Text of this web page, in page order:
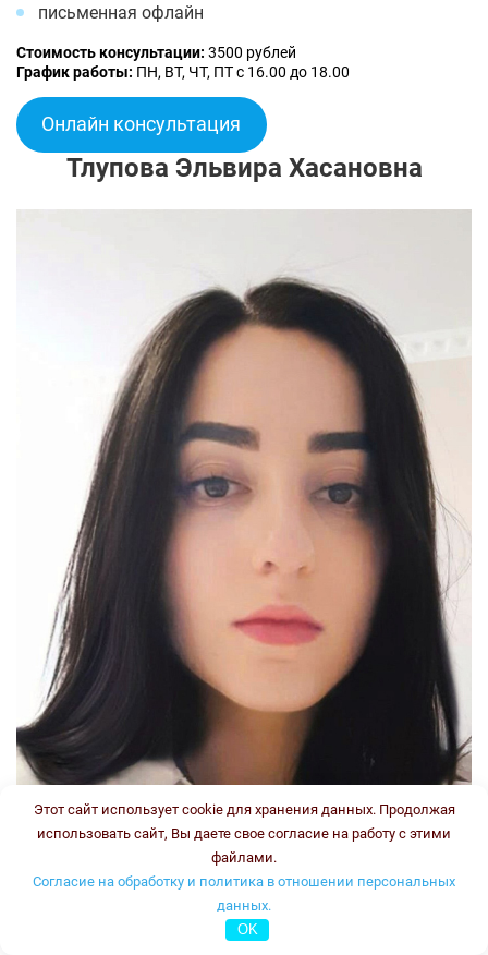
письменная офлайн
Стоимость консультации: 3500 рублей
График работы: ПН, ВТ, ЧТ, ПТ с 16.00 до 18.00
Онлайн консультация
Тлупова Эльвира Хасановна
Этот сайт использует cookie для хранения данных. Продолжая
использовать сайт, Вы даете свое согласие на работу с этими
файлами.
Согласие на обработку и политика в отношении персональных
данных.
OK